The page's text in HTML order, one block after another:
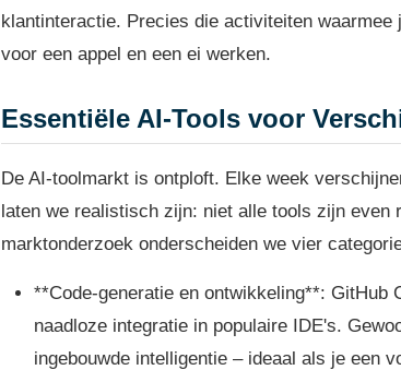
klantinteractie. Precies die activiteiten
voor een appel en een ei werken.
Essentiële AI-Tools voor
De AI-toolmarkt is ontploft. Elke week
laten we realistisch zijn: niet alle tools zijn
marktonderzoek onderscheiden we vier
**Code-generatie en ontwikkeling**: GitHub
naadloze integratie in populaire IDE's.
ingebouwde intelligentie – ideaal als je een